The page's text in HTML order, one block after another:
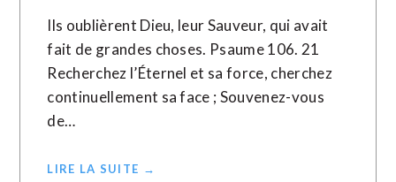
Ils oublièrent Dieu, leur Sauveur, qui avait
fait de grandes choses. Psaume 106. 21
Recherchez l’Éternel et sa force, cherchez
continuellement sa face ; Souvenez-vous
de…
LIRE LA SUITE →